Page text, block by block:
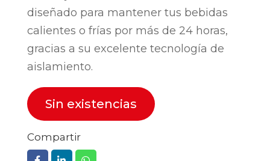
diseñado para mantener tus bebidas
calientes o frías por más de 24 horas,
gracias a su excelente tecnología de
aislamiento.
Sin existencias
Compartir